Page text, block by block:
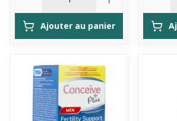
Ajouter au panier